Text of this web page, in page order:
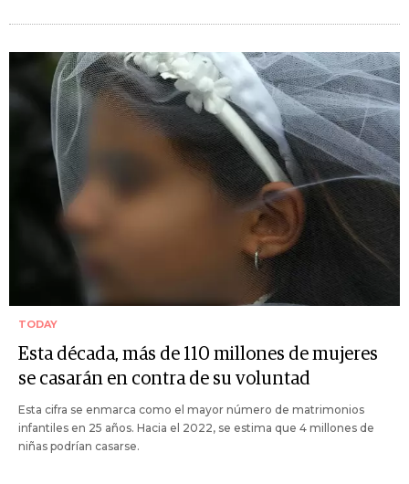
TODAY
Esta década, más de 110 millones de mujeres
se casarán en contra de su voluntad
Esta cifra se enmarca como el mayor número de matrimonios
infantiles en 25 años. Hacia el 2022, se estima que 4 millones de
niñas podrían casarse.